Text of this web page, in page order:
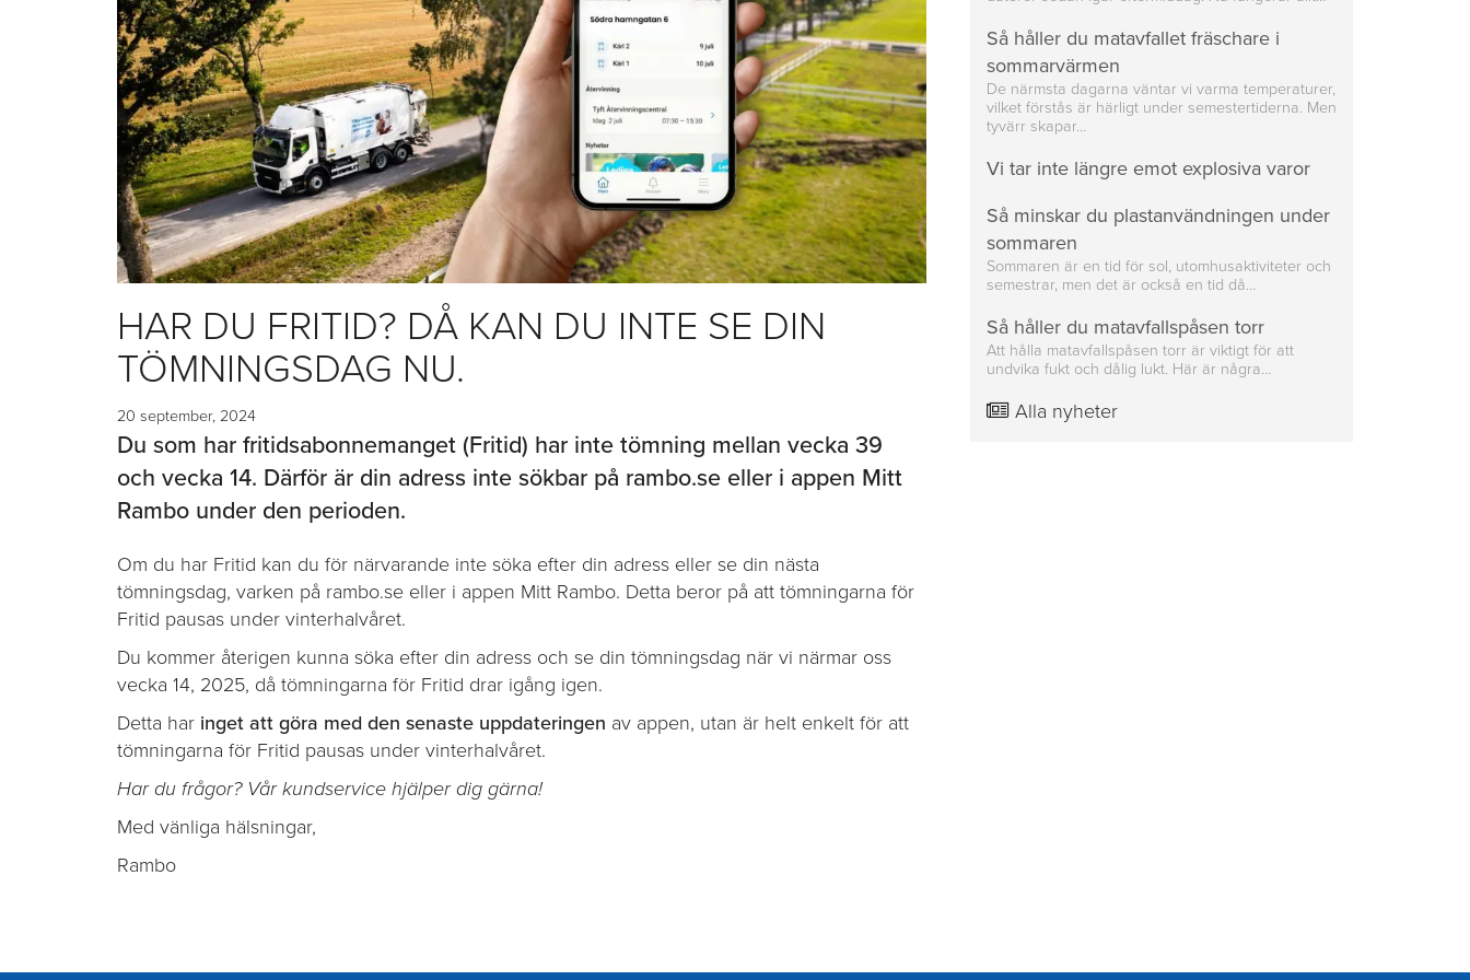
HAR DU FRITID? DÅ KAN DU INTE SE DIN
TÖMNINGSDAG NU.
20 september, 2024
Du som har fritidsabonnemanget (Fritid) har inte tömning mellan vecka 39
och vecka 14. Därför är din adress inte sökbar på rambo.se eller i appen Mitt
Rambo under den perioden.
Om du har Fritid kan du för närvarande inte söka efter din adress eller se din nästa
tömningsdag, varken på rambo.se eller i appen Mitt Rambo. Detta beror på att tömningarna för
Fritid pausas under vinterhalvåret.
Du kommer återigen kunna söka efter din adress och se din tömningsdag när vi närmar oss
vecka 14, 2025, då tömningarna för Fritid drar igång igen.
Detta har inget att göra med den senaste uppdateringen av appen, utan är helt enkelt för att
tömningarna för Fritid pausas under vinterhalvåret.
Har du frågor? Vår kundservice hjälper dig gärna!
Med vänliga hälsningar,
Rambo
Så håller du matavfallet fräschare i
sommarvärmen
De närmsta dagarna väntar vi varma temperaturer,
vilket förstås är härligt under semestertiderna. Men
tyvärr skapar…
Vi tar inte längre emot explosiva varor
Så minskar du plastanvändningen under
sommaren
Sommaren är en tid för sol, utomhusaktiviteter och
semestrar, men det är också en tid då…
Så håller du matavfallspåsen torr
Att hålla matavfallspåsen torr är viktigt för att
undvika fukt och dålig lukt. Här är några…
Alla nyheter